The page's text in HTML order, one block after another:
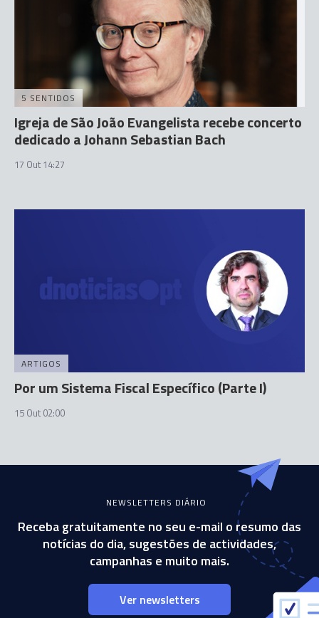
5 SENTIDOS
Igreja de São João Evangelista recebe concerto
dedicado a Johann Sebastian Bach
17 Out 14:27
ARTIGOS
Por um Sistema Fiscal Específico (Parte I)
15 Out 02:00
NEWSLETTERS DIÁRIO
Receba gratuitamente no seu e-mail o resumo das
notícias do dia, sugestões de actividades,
campanhas e muito mais.
Ver newsletters